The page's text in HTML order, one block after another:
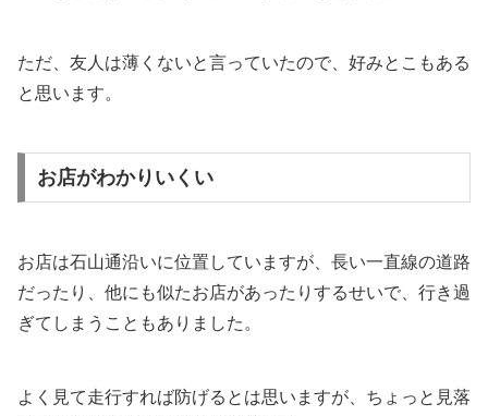
ただ、友人は薄くないと言っていたので、好みとこもある
と思います。
お店がわかりいくい
お店は石山通沿いに位置していますが、長い一直線の道路
だったり、他にも似たお店があったりするせいで、行き過
ぎてしまうこともありました。
よく見て走行すれば防げるとは思いますが、ちょっと見落